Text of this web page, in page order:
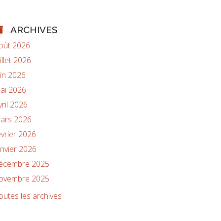
ARCHIVES
2026
2026
2026
2026
2026
2026
2026
2026
2025
2025
les archives